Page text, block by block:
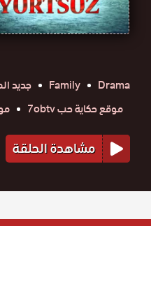
Drama
Family جديد
موقع حكاية حب 7obtv
مشاهدة الحلقة